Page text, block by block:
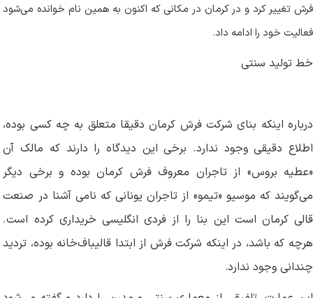
فرش تغییر کرد و در کرمان در مکانی که اکنون به همین نام خوانده می‌شود
فعالیت خود را ادامه داد.
خط تولید سنتی
درباره اینکه بنای شرکت فرش کرمان دقیقا متعلق به چه کسی بوده،
اطلاع دقیقی وجود ندارد. برخی این دیدگاه را دارند که مالک آن
«عطیه بروس» از تاجران معروف فرش کرمان بوده و برخی دیگر
می‌گویند که موسیو «تیمو» از تاجران یونانی که نامی آشنا در صنعت
قالی کرمان است این بنا را از فردی انگلیسی خریداری کرده است.
هرچه که باشد، در اینکه شرکت فرش از ابتدا قالیباف‌خانه بوده، تردید
چندانی وجود ندارد.